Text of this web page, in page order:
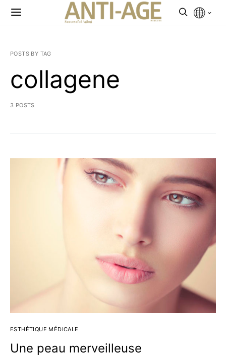
POSTS BY TAG
collagene
3 POSTS
ESTHÉTIQUE MÉDICALE
Une peau merveilleuse